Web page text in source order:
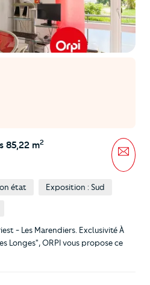
85,22 m2
état Exposition : Sud
- Les Marendiers. Exclusivité À
Longes", ORPI vous propose ce